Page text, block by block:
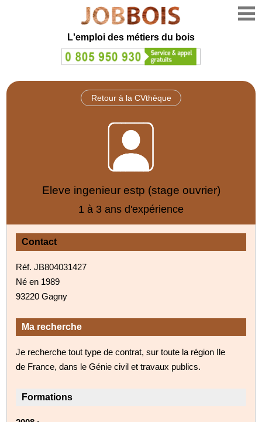
L'emploi des métiers du bois
Retour à la CVthèque
Eleve ingenieur estp (stage ouvrier)
1 à 3 ans d'expérience
Contact
Réf. JB804031427
Né en 1989
93220 Gagny
Ma recherche
Je recherche tout type de contrat, sur toute la région Ile
de France, dans le Génie civil et travaux publics.
Formations